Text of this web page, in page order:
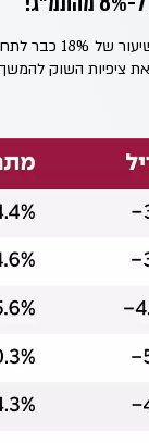
בעקבות אותו צפי
שילוב שהפחית משמעותית את